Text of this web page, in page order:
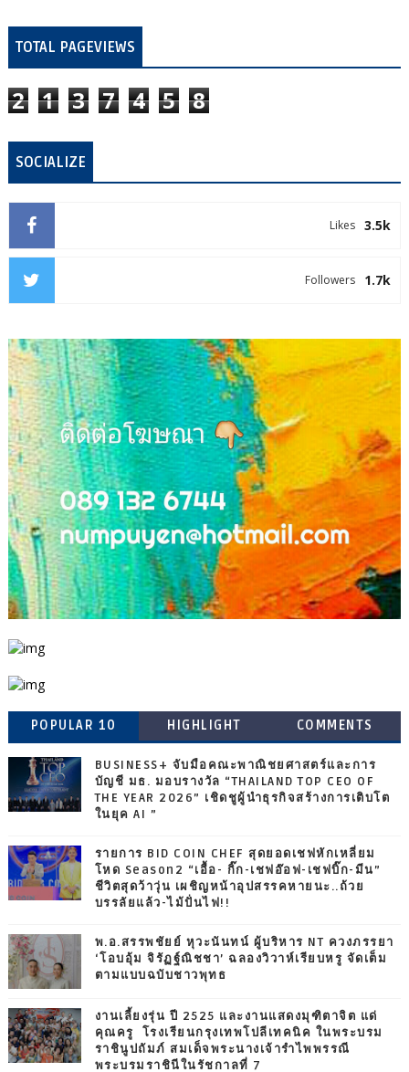
TOTAL PAGEVIEWS
2 1 3 7 4 5 8
SOCIALIZE
3.5k
Likes
1.7k
Followers
POPULAR 10 HIGHLIGHT COMMENTS
BUSINESS+ จับมือคณะพาณิชยศาสตร์และการ
บัญชี มธ. มอบรางวัล “THAILAND TOP CEO OF
THE YEAR 2026” เชิดชูผู้นำธุรกิจสร้างการเติบโต
ในยุค AI ”
รายการ BID COIN CHEF สุดยอดเชฟหักเหลี่ยม
โหด Season2 “เอื้อ- กิ๊ก-เชฟอ๊อฟ-เชฟบิ๊ก-มีน”
ชีวิตสุดว้าวุ่น เผชิญหน้าอุปสรรคหายนะ..ถ้วย
บรรลัยแล้ว-ไม้ปั่นไฟ!!
พ.อ.สรรพชัยย์ หุวะนันทน์ ผู้บริหาร NT ควงภรรยา
‘โอบอุ้ม จิรัฏฐ์ณิชชา’ ฉลองวิวาห์เรียบหรู จัดเต็ม
ตามแบบฉบับชาวพุทธ
งานเลี้ยงรุ่น ปี 2525 และงานแสดงมุฑิตาจิต แด่
คุณครู โรงเรียนกรุงเทพโปลีเทคนิค ในพระบรม
ราชินูปถัมภ์ สมเด็จพระนางเจ้ารำไพพรรณี
พระบรมราชินีในรัชกาลที่ 7